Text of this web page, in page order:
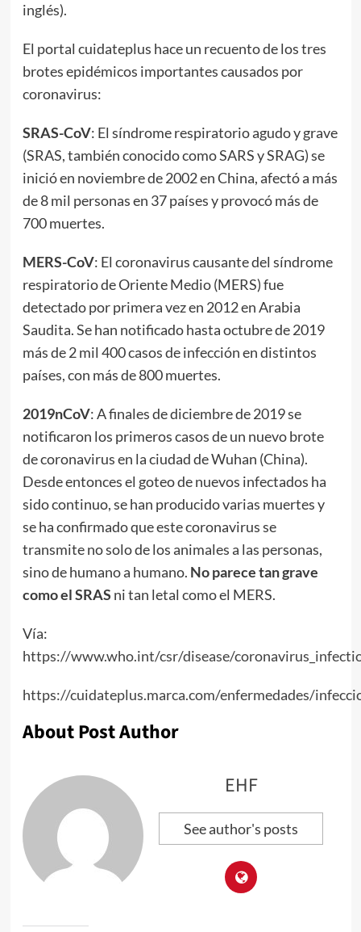
inglés).
El portal cuidateplus hace un recuento de los tres
brotes epidémicos importantes causados por
coronavirus:
SRAS-CoV: El síndrome respiratorio agudo y grave
(SRAS, también conocido como SARS y SRAG) se
inició en noviembre de 2002 en China, afectó a más
de 8 mil personas en 37 países y provocó más de
700 muertes.
MERS-CoV: El coronavirus causante del síndrome
respiratorio de Oriente Medio (MERS) fue
detectado por primera vez en 2012 en Arabia
Saudita. Se han notificado hasta octubre de 2019
más de 2 mil 400 casos de infección en distintos
países, con más de 800 muertes.
2019nCoV: A finales de diciembre de 2019 se
notificaron los primeros casos de un nuevo brote
de coronavirus en la ciudad de Wuhan (China).
Desde entonces el goteo de nuevos infectados ha
sido continuo, se han producido varias muertes y
se ha confirmado que este coronavirus se
transmite no solo de los animales a las personas,
sino de humano a humano. No parece tan grave
como el SRAS ni tan letal como el MERS.
Vía:
https://www.who.int/csr/disease/
https://cuidateplus.marca.com/enfermedades/
About Post Author
EHF
See author's posts